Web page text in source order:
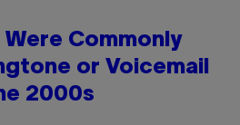
Commonly
or Voicemail
2000s